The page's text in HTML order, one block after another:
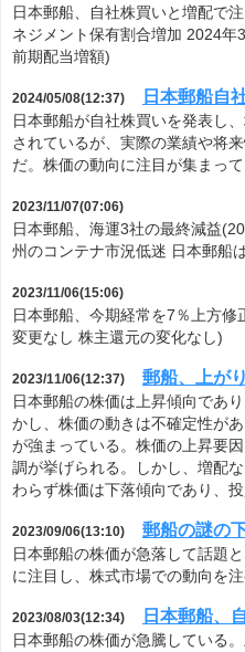
日本郵船、自社株買いと増配で
ネジメント保有割合増加 2024年
前期配当増額)
2024/05/08(12:37) 日本郵船自
日本郵船が自社株買いを発表し
されているが、実際の業績や将
だ。株価の動向に注目が集まって
2023/11/07(07:06)
日本郵船、海運3社の最終減益
州のコンテナ市況低迷 日本郵船
2023/11/06(15:06)
日本郵船、今期経常を7％上方
変更なし 株主還元の変化なし)
2023/11/06(12:37) 郵船、上が
日本郵船の株価は上昇傾向であ
かし、株価の動きは不確定性が
が強まっている。株価の上昇要
調が挙げられる。しかし、増配
わらず株価は下落傾向であり、
2023/09/06(13:10) 郵船の謎の
日本郵船の株価が急落して話題
に注目し、株式市場での動向を注
2023/08/03(12:34) 日本郵船、
日本郵船の株価が急騰している